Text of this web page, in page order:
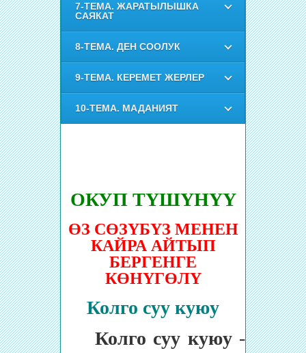
7-ТЕМА. ЖАРАТЫЛЫШКА
САЯКАТ
8-ТЕМА. ДЕН СООЛУК
9-ТЕМА. КЕРЕМЕТ ЖЕРЛЕР
10-ТЕМА. МАДАНИЯТ
ОКУП ТҮШҮНҮҮ
ӨЗ CӨЗҮБҮЗ МЕНЕН
КАЙРА АЙТЫП
БЕРГЕНГЕ
КӨНҮГӨЛҮ
Колго суу куюу
Колго суу куюу -